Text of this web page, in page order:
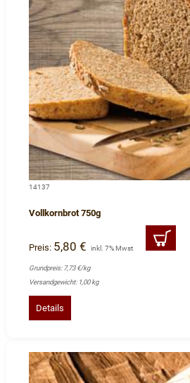
14137
Vollkornbrot 750g
Preis: 5,80 € inkl. 7% Mwst
Grundpreis: 7,73 €/kg
Versandgewicht: 1,00 kg
Details